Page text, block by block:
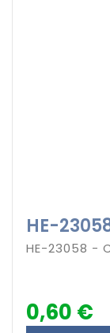
HE-
HE-23058 -
0,60 €